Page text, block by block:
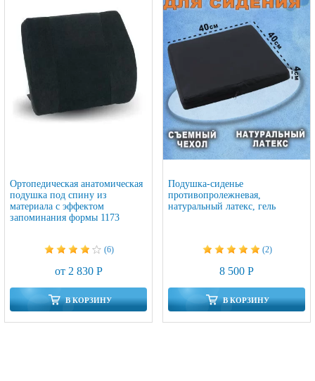
Ортопедическая анатомическая
подушка под спину из
материала с эффектом
запоминания формы 1173
(6)
от 2 830 Р
В КОРЗИНУ
Подушка-сиденье
противопролежневая,
натуральный латекс, гель
(2)
8 500 Р
В КОРЗИНУ